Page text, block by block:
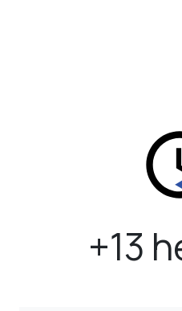
+13